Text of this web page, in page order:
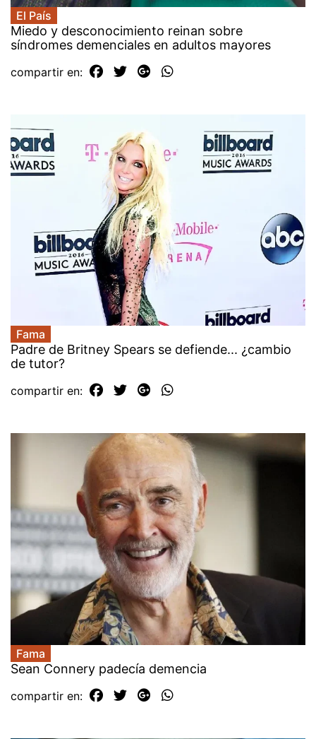
El País
Miedo y desconocimiento reinan sobre
síndromes demenciales en adultos mayores
compartir en:
Fama
Padre de Britney Spears se defiende... ¿cambio
de tutor?
compartir en:
Fama
Sean Connery padecía demencia
compartir en: